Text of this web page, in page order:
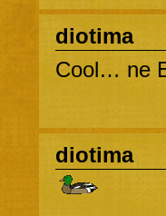
diotima
Cool… ne
diotima